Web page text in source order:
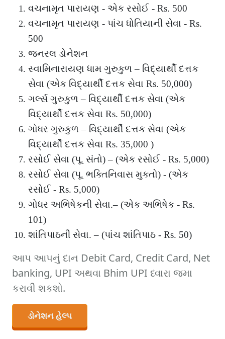
વચનામૃત પારાયણ - એક રસોઈ - Rs. 500
વચનામૃત પારાયણ - પાંચ ધોતિયાની સેવા - Rs.
500
જનરલ ડોનેશન
સ્વામિનારાયણ ધામ ગુરુકુળ – વિદ્યાર્થી દત્તક
સેવા (એક વિદ્યાર્થી દત્તક સેવા Rs. 50,000)
ગર્લ્સ ગુરુકુળ – વિદ્યાર્થી દત્તક સેવા (એક
વિદ્યાર્થી દત્તક સેવા Rs. 50,000)
ગોધર ગુરુકુળ – વિદ્યાર્થી દત્તક સેવા (એક
વિદ્યાર્થી દત્તક સેવા Rs. 35,000 )
રસોઈ સેવા (પૂ. સંતો) – (એક રસોઈ - Rs. 5,000)
રસોઈ સેવા (પૂ. ભક્તિનિવાસ મુકતો) - (એક
રસોઈ - Rs. 5,000)
ગોધર અભિષેકની સેવા.– (એક અભિષેક - Rs.
101)
શાંતિપાઠની સેવા. – (પાંચ શાંતિપાઠ - Rs. 50)
આપ આપનું દાન Debit Card, Credit Card, Net
banking, UPI અથવા Bhim UPI ધ્વારા જમા
કરાવી શકશો.